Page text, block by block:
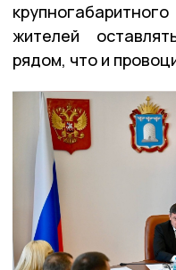
жителей
рядом, что и